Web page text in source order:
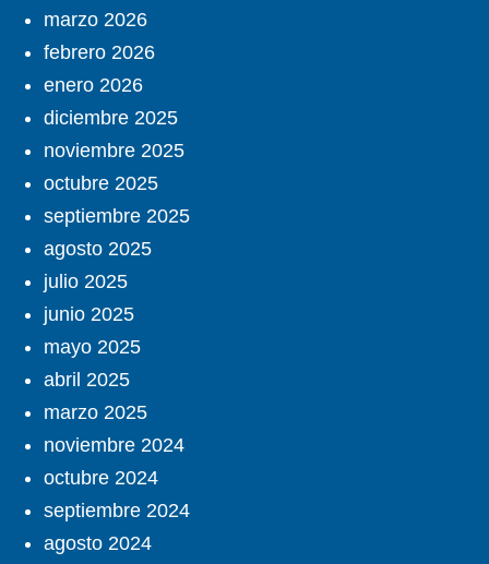
marzo 2026
febrero 2026
enero 2026
diciembre 2025
noviembre 2025
octubre 2025
septiembre 2025
agosto 2025
julio 2025
junio 2025
mayo 2025
abril 2025
marzo 2025
noviembre 2024
octubre 2024
septiembre 2024
agosto 2024